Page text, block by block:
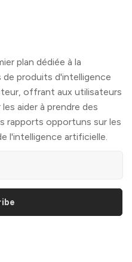
plan dédiée à la
produits d'intelligence
offrant aux utilisateurs
aider à prendre des
rapports opportuns sur les
l'intelligence artificielle.